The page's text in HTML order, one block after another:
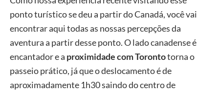
ponto turístico se deu a partir do Canadá, você vai
encontrar aqui todas as nossas percepções da
aventura a partir desse ponto. O lado canadense é
encantador e a proximidade com Torontotorna o
passeio prático, já que o deslocamento é de
aproximadamente 1h30 saindo do centro de